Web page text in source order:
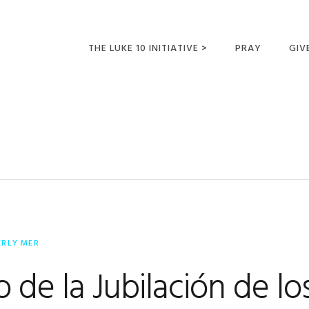
THE LUKE 10 INITIATIVE > PRAY
MER
de la Jubilación de